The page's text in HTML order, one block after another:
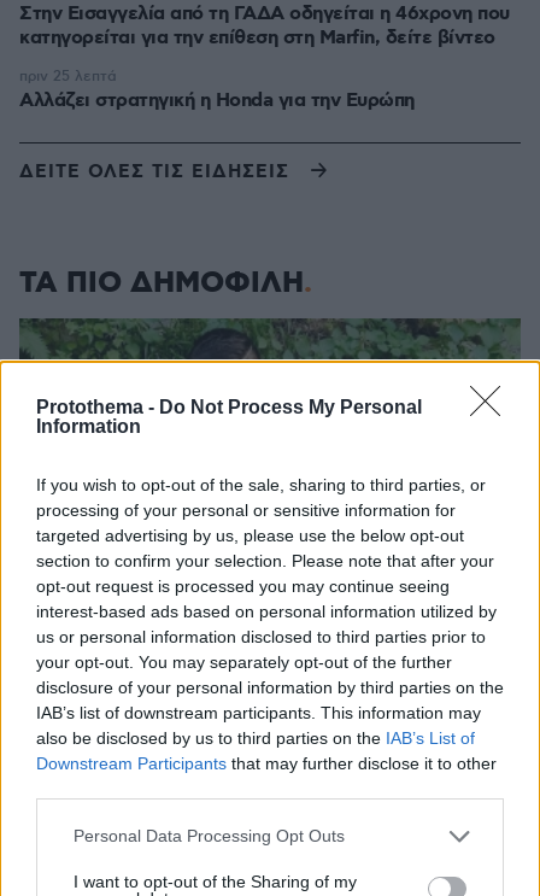
Protothema - Do Not Process My Personal
Information
If you wish to opt-out of the sale, sharing to third parties, or
processing of your personal or sensitive information for
targeted advertising by us, please use the below opt-out
section to confirm your selection. Please note that after your
opt-out request is processed you may continue seeing
interest-based ads based on personal information utilized by
us or personal information disclosed to third parties prior to
your opt-out. You may separately opt-out of the further
disclosure of your personal information by third parties on the
IAB’s list of downstream participants. This information may
also be disclosed by us to third parties on the IAB’s List of
Downstream Participants that may further disclose it to other
Please note that this website/app uses one or more Google
not limited to your visit or usage behaviour. You may click to
Personal Data Processing Opt Outs
I want to opt-out of the Sharing of my
Στην Εισαγγελία από τη ΓΑΔΑ οδηγείται η 46χρονη που
κατηγορείται για την επίθεση στη Marfin, δείτε βίντεο
Αλλάζει στρατηγική η Honda για την Ευρώπη
πριν 25 λεπτά
ΔΕΙΤΕ ΟΛΕΣ ΤΙΣ ΕΙΔΗΣΕΙΣ
ΤΑ ΠΙΟ ΔΗΜΟΦΙΛΗ
«Δεν το πιστεύουμε», λένε οι Αμερικανοί που
07.08.2026, 07:19